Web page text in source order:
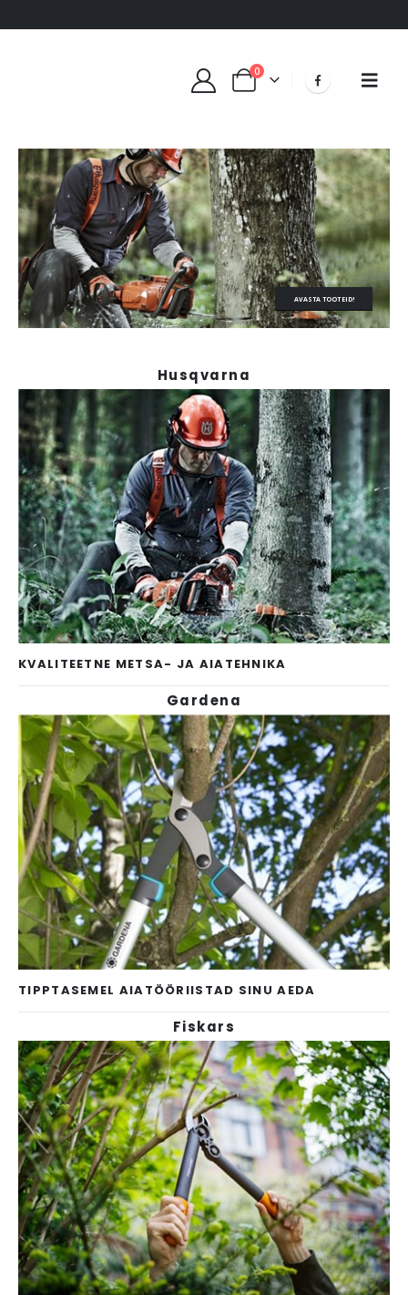
0
AVASTA TOOTEID!
Husqvarna
KVALITEETNE METSA- JA AIATEHNIKA
Gardena
TIPPTASEMEL AIATÖÖRIISTAD SINU AEDA
Fiskars